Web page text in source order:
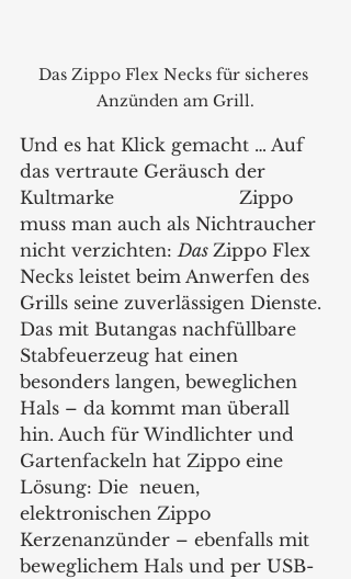
Das Zippo Flex Necks für sicheres
Anzünden am Grill.
Und es hat Klick gemacht … Auf
das vertraute Geräusch der
Kultmarke 			Zippo
muss man auch als Nichtraucher
nicht verzichten: Das Zippo Flex
Necks leistet beim Anwerfen des
Grills seine zuverlässigen Dienste.
Das mit Butangas nachfüllbare
Stabfeuerzeug hat einen
besonders langen, beweglichen
Hals – da kommt man überall
hin. Auch für Windlichter und
Gartenfackeln hat Zippo eine
Lösung: Die  neuen,
elektronischen Zippo
Kerzenanzünder – ebenfalls mit
beweglichem Hals und per USB-